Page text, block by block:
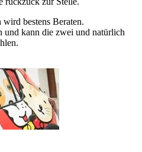
bestens Beraten.
und kann die zwei und natürlich